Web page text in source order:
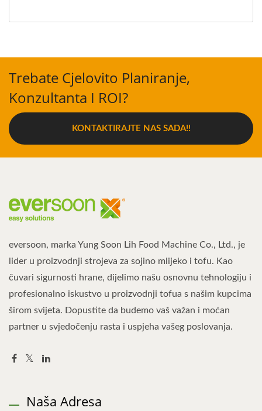
Trebate Cjelovito Planiranje,
Konzultanta I ROI?
KONTAKTIRAJTE NAS SADA!!
eversoon, marka Yung Soon Lih Food Machine Co., Ltd., je
lider u proizvodnji strojeva za sojino mlijeko i tofu. Kao
čuvari sigurnosti hrane, dijelimo našu osnovnu tehnologiju i
profesionalno iskustvo u proizvodnji tofua s našim kupcima
širom svijeta. Dopustite da budemo vaš važan i moćan
partner u svjedočenju rasta i uspjeha vašeg poslovanja.
Naša Adresa